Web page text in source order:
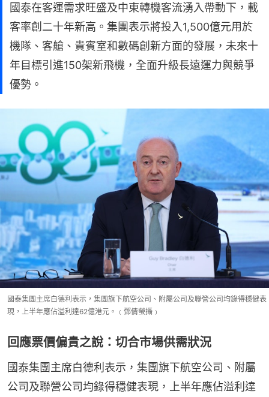
國泰在客運需求旺盛及中東轉機客流湧入帶動下，載
客率創二十年新高。集團表示將投入1,500億元用於
機隊、客艙、貴賓室和數碼創新方面的發展，未來十
年目標引進150架新飛機，全面升級長遠運力與競爭
優勢。
國泰集團主席白德利表示，集團旗下航空公司、附屬公司及聯營公司均錄得穩健表
現，上半年應佔溢利達62億港元。﹙鄧倩螢攝﹚
回應票價偏貴之說：切合市場供需狀況
國泰集團主席白德利表示，集團旗下航空公司、附屬
公司及聯營公司均錄得穩健表現，上半年應佔溢利達